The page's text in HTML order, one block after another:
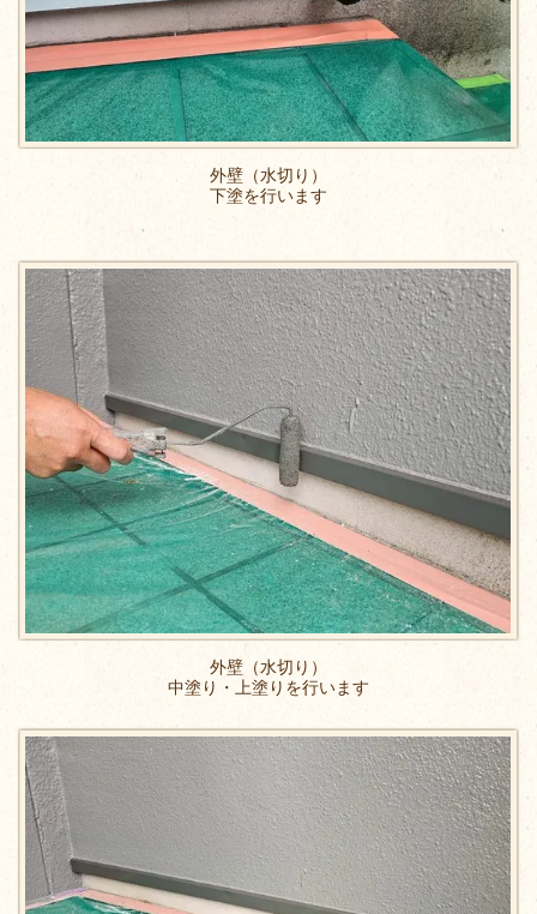
外壁（水切り）
下塗を行います
外壁（水切り）
中塗り・上塗りを行います